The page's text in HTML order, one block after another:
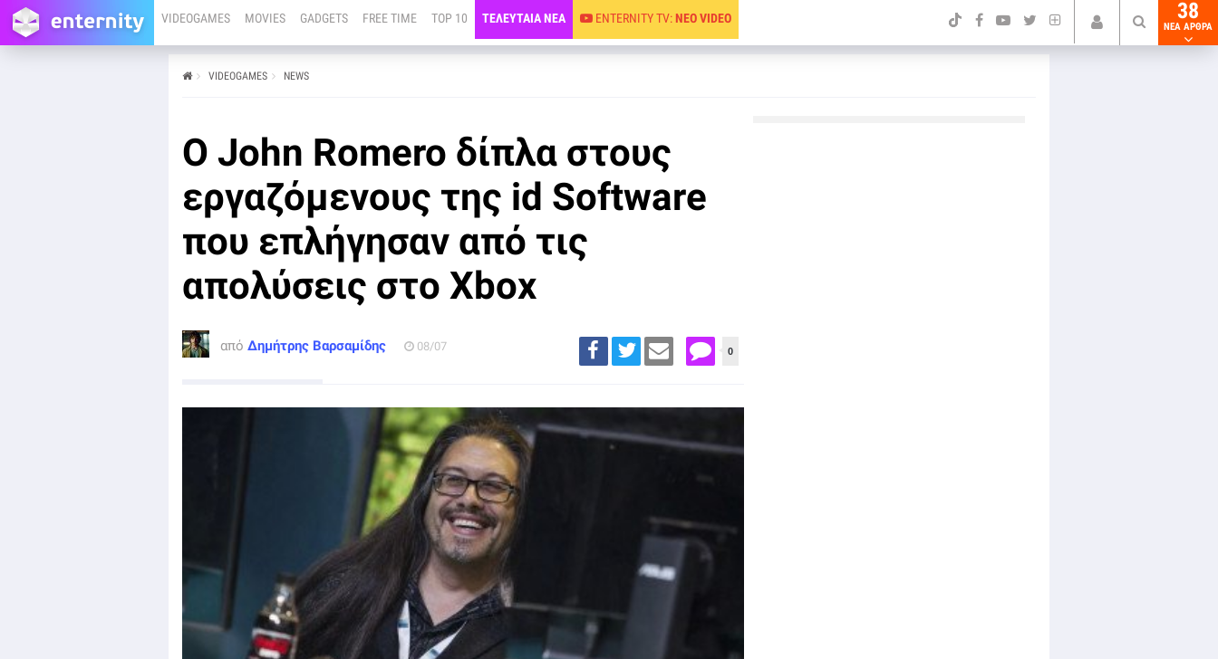
VIDEOGAMES MOVIES GADGETS FREE TIME TOP 10 ΤΕΛΕΥΤΑΙΑ ΝΕΑ ENTERNITY TV:ΝΕΟ VIDEO 38
NEA ΑΡΘΡΑ
VIDEOGAMES NEWS
Ο John Romero δίπλα στους
εργαζόμενους της id Software
που επλήγησαν από τις
απολύσεις στο Xbox
από Δημήτρης Βαρσαμίδης 08/07 0
Δημήτρης Βαρσαμίδης
id Software έχει επηρεαστεί σημαντικά, παρά το
γεγονός ότι ετοιμάζει νέο περιεχόμενο για το Doom: